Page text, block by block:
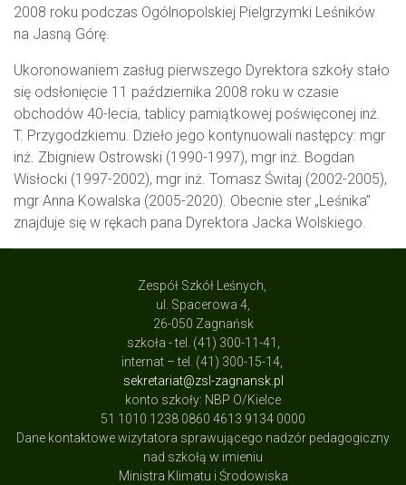
2008 roku podczas Ogólnopolskiej Pielgrzymki Leśników
na Jasną Górę.
Ukoronowaniem zasług pierwszego Dyrektora szkoły stało
się odsłonięcie 11 października 2008 roku w czasie
obchodów 40-lecia, tablicy pamiątkowej poświęconej inż.
T. Przygodzkiemu. Dzieło jego kontynuowali następcy: mgr
inż. Zbigniew Ostrowski (1990-1997), mgr inż. Bogdan
Wisłocki (1997-2002), mgr inż. Tomasz Świtaj (2002-2005),
mgr Anna Kowalska (2005-2020). Obecnie ster „Leśnika”
znajduje się w rękach pana Dyrektora Jacka Wolskiego.
Zespół Szkół Leśnych,
ul. Spacerowa 4,
26-050 Zagnańsk
szkoła - tel. (41) 300-11-41,
internat – tel. (41) 300-15-14,
sekretariat@zsl-zagnansk.pl
konto szkoły: NBP O/Kielce
51 1010 1238 0860 4613 9134 0000
Dane kontaktowe wizytatora sprawującego nadzór pedagogiczny
nad szkołą w imieniu
Ministra Klimatu i Środowiska